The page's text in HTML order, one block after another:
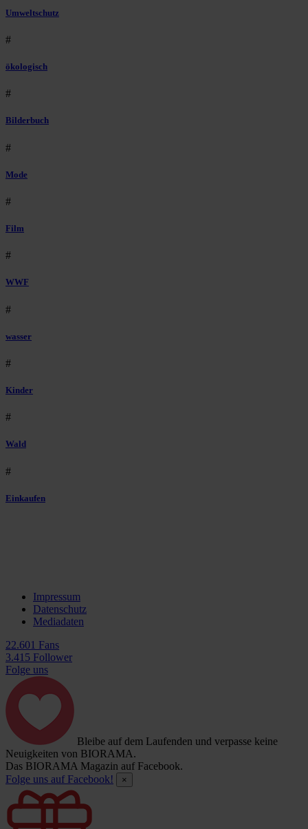
Umweltschutz
#
ökologisch
#
Bilderbuch
#
Mode
#
Film
#
WWF
#
wasser
#
Kinder
#
Wald
#
Einkaufen
Impressum
Datenschutz
Mediadaten
22.601 Fans
3.415 Follower
Folge uns
Bleibe auf dem Laufenden und verpasse keine
Neuigkeiten von BIORAMA.
Das BIORAMA Magazin auf Facebook.
Folge uns auf Facebook!
×